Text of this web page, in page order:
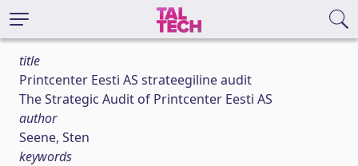
title
Printcenter Eesti AS strateegiline audit
The Strategic Audit of Printcenter Eesti AS
author
Seene, Sten
keywords